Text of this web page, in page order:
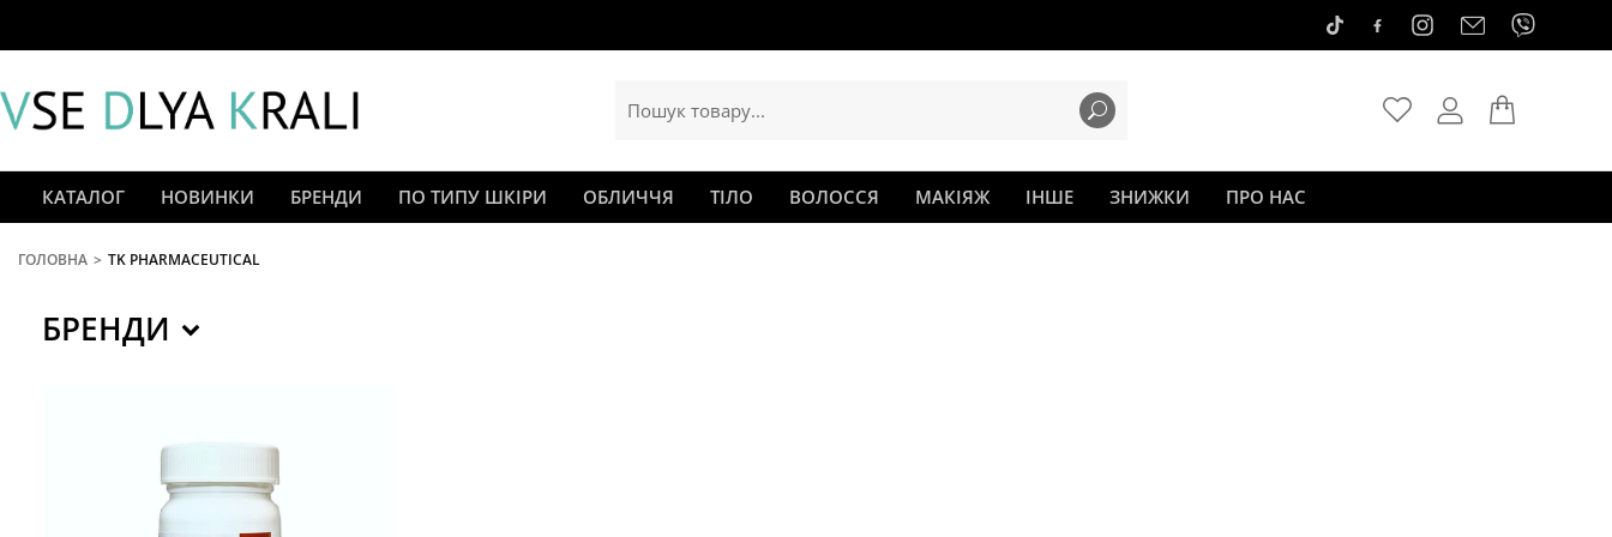
КАТАЛОГ НОВИНКИ БРЕНДИ ПО ТИПУ ШКІРИ ОБЛИЧЧЯ ТІЛО ВОЛОССЯ МАКІЯЖ ІНШЕ ЗНИЖКИ ПРО НАС
You are here:
ГОЛОВНА TK PHARMACEUTICAL
БРЕНДИ